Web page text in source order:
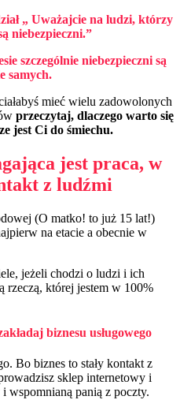
„ Uważajcie na ludzi, którzy
niebezpieczni.”
szczególnie niebezpieczni są
samych.
mieć wielu zadowolonych
przeczytaj, dlaczego warto się
jest Ci do śmiechu.
jest praca, w
z ludźmi
(O matko! to już 15 lat!)
na etacie a obecnie w
jeżeli chodzi o ludzi i ich
rzeczą, której jestem w 100%
biznesu usługowego
Bo biznes to stały kontakt z
sklep internetowy i
panią z poczty.